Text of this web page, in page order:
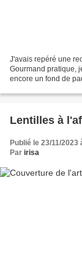
J'avais repéré une
Gourmand pratique,
encore un fond de
Lentilles à
Publié le 23/11/2023
Par irisa